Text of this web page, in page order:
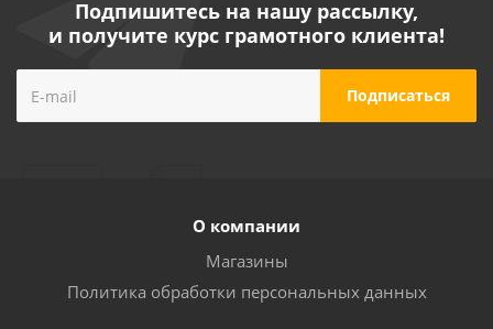
Подпишитесь на нашу рассылку,
и получите курс грамотного клиента!
О компании
Магазины
Политика обработки персональных данных